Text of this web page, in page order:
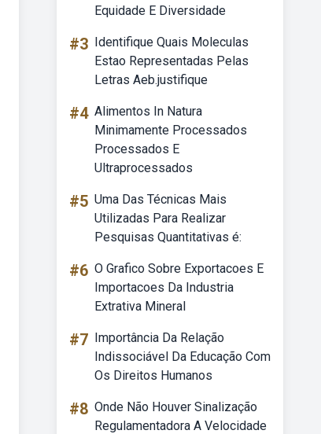
Equidade E Diversidade
#3 Identifique Quais Moleculas
Estao Representadas Pelas
Letras Aeb.justifique
#4 Alimentos In Natura
Minimamente Processados
Processados E
Ultraprocessados
#5 Uma Das Técnicas Mais
Utilizadas Para Realizar
Pesquisas Quantitativas é:
#6 O Grafico Sobre Exportacoes E
Importacoes Da Industria
Extrativa Mineral
#7 Importância Da Relação
Indissociável Da Educação Com
Os Direitos Humanos
#8 Onde Não Houver Sinalização
Regulamentadora A Velocidade